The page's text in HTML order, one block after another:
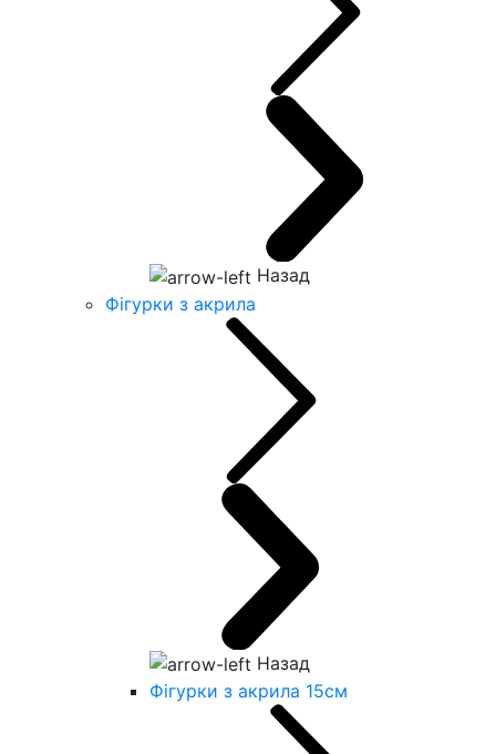
Назад
Фігурки з акрила
Назад
Фігурки з акрила 15см